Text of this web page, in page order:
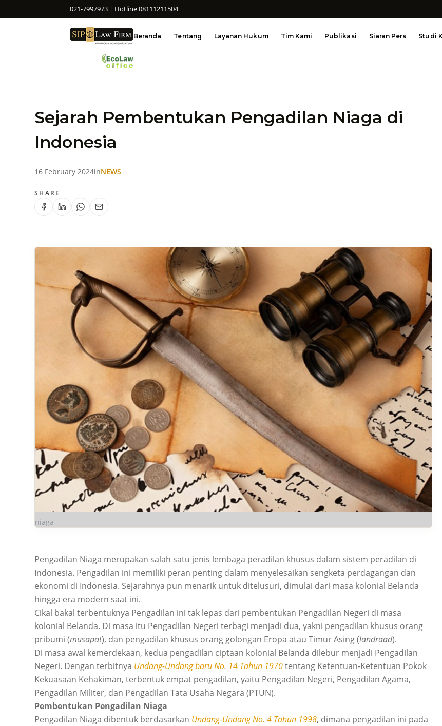
021-7997973 | Hotline 08111211504
Beranda Tentang Layanan Hukum Tim Kami Publikasi Siaran Pers Studi
Sejarah Pembentukan Pengadilan Niaga di
Indonesia
16 February 2024inNEWS
SHARE
niaga
Pengadilan Niaga merupakan salah satu jenis lembaga peradilan khusus dalam sistem peradilan di
Indonesia. Pengadilan ini memiliki peran penting dalam menyelesaikan sengketa perdagangan dan
ekonomi di Indonesia. Sejarahnya pun menarik untuk ditelusuri, dimulai dari masa kolonial Belanda
hingga era modern saat ini.
Cikal bakal terbentuknya Pengadilan ini tak lepas dari pembentukan Pengadilan Negeri di masa
kolonial Belanda. Di masa itu Pengadilan Negeri terbagi menjadi dua, yakni pengadilan khusus orang
pribumi (musapat), dan pengadilan khusus orang golongan Eropa atau Timur Asing (landraad).
Di masa awal kemerdekaan, kedua pengadilan ciptaan kolonial Belanda dilebur menjadi Pengadilan
Negeri. Dengan terbitnya Undang-Undang baru No. 14 Tahun 1970tentang Ketentuan-Ketentuan Pokok
Kekuasaan Kehakiman, terbentuk empat pengadilan, yaitu Pengadilan Negeri, Pengadilan Agama,
Pengadilan Militer, dan Pengadilan Tata Usaha Negara (PTUN).
Pembentukan Pengadilan Niaga
Pengadilan Niaga dibentuk berdasarkan Undang-Undang No. 4 Tahun 1998, dimana pengadilan ini pada